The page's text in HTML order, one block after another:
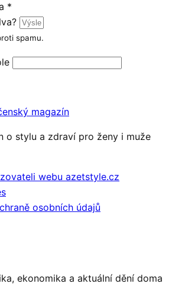
*
spamu.
o stylu a zdraví pro ženy i muže
webu azetstyle.cz
osobních údajů
ekonomika a aktuální dění doma